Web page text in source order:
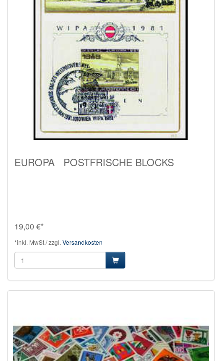
EUROPA POSTFRISCHE BLOCKS
19,00 €*
*inkl. MwSt./ zzgl. Versandkosten